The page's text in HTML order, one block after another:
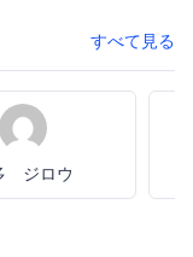
すべて見る
ジロウ